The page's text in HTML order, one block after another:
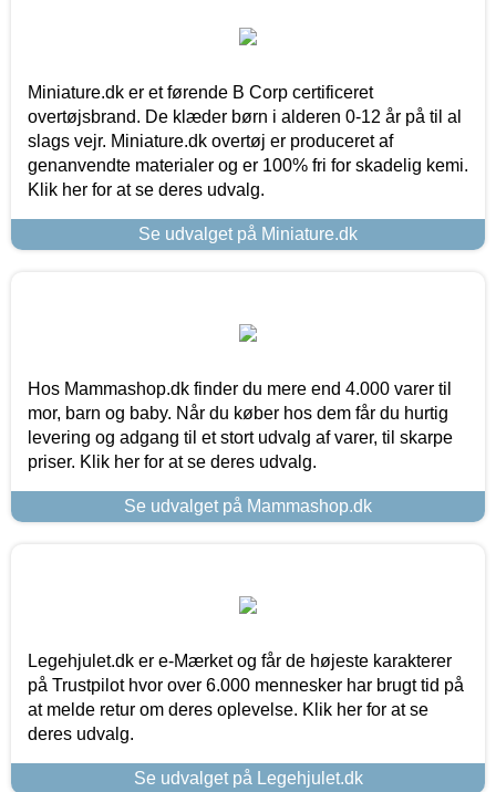
Miniature.dk er et førende B Corp certificeret
overtøjsbrand. De klæder børn i alderen 0-12 år på til al
slags vejr. Miniature.dk overtøj er produceret af
genanvendte materialer og er 100% fri for skadelig kemi.
Klik her for at se deres udvalg.
Se udvalget på Miniature.dk
Hos Mammashop.dk finder du mere end 4.000 varer til
mor, barn og baby. Når du køber hos dem får du hurtig
levering og adgang til et stort udvalg af varer, til skarpe
priser. Klik her for at se deres udvalg.
Se udvalget på Mammashop.dk
Legehjulet.dk er e-Mærket og får de højeste karakterer
på Trustpilot hvor over 6.000 mennesker har brugt tid på
at melde retur om deres oplevelse. Klik her for at se
deres udvalg.
Se udvalget på Legehjulet.dk